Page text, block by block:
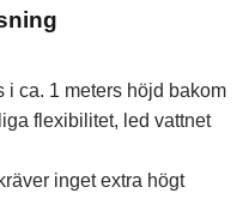
i ca. 1 meters höjd bakom
flexibilitet, led vattnet
inget extra högt